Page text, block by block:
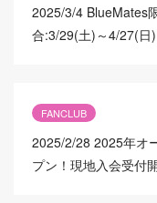
2025/3/4 BlueMates
合:3/29(土)～4/27(日)
FANCLUB
2025/2/28 2025年オ
プン！現地入会受付